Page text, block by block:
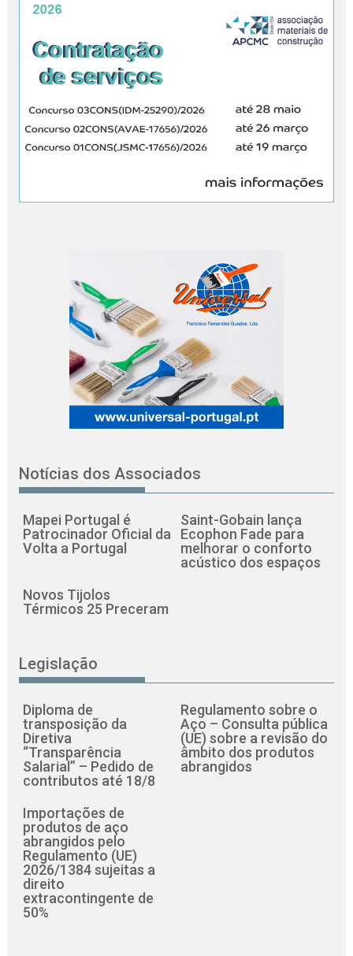
Notícias dos Associados
Mapei Portugal é
Patrocinador Oficial da
Volta a Portugal
Saint-Gobain lança
Ecophon Fade para
melhorar o conforto
acústico dos espaços
Novos Tijolos
Térmicos 25 Preceram
Legislação
Diploma de
transposição da
Diretiva
“Transparência
Salarial” – Pedido de
contributos até 18/8
Regulamento sobre o
Aço – Consulta pública
(UE) sobre a revisão do
âmbito dos produtos
abrangidos
Importações de
produtos de aço
abrangidos pelo
Regulamento (UE)
2026/1384 sujeitas a
direito
extracontingente de
50%